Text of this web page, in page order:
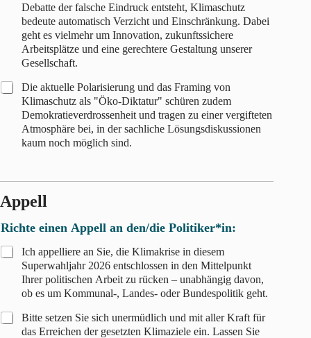
Debatte der falsche Eindruck entsteht, Klimaschutz
bedeute automatisch Verzicht und Einschränkung. Dabei
geht es vielmehr um Innovation, zukunftssichere
Arbeitsplätze und eine gerechtere Gestaltung unserer
Gesellschaft.
Die aktuelle Polarisierung und das Framing von
Klimaschutz als "Öko-Diktatur" schüren zudem
Demokratieverdrossenheit und tragen zu einer vergifteten
Atmosphäre bei, in der sachliche Lösungsdiskussionen
kaum noch möglich sind.
Appell
Richte einen Appell an den/die Politiker*in:
Ich appelliere an Sie, die Klimakrise in diesem
Superwahljahr 2026 entschlossen in den Mittelpunkt
Ihrer politischen Arbeit zu rücken – unabhängig davon,
ob es um Kommunal-, Landes- oder Bundespolitik geht.
Bitte setzen Sie sich unermüdlich und mit aller Kraft für
das Erreichen der gesetzten Klimaziele ein. Lassen Sie